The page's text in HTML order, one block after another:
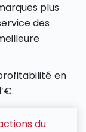
plus
des
en
du